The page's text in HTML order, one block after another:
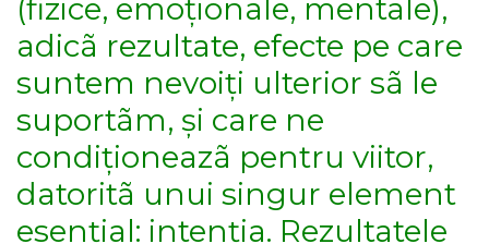
(fizice, emoționale, mentale),
adicã rezultate, efecte pe care
suntem nevoiți ulterior sã le
suportãm, și care ne
condiționeazã pentru viitor,
datoritã unui singur element
esențial: intenția. Rezultatele